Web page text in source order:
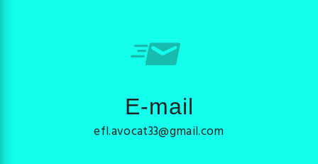
E-mail
efl.avocat33@gmail.com